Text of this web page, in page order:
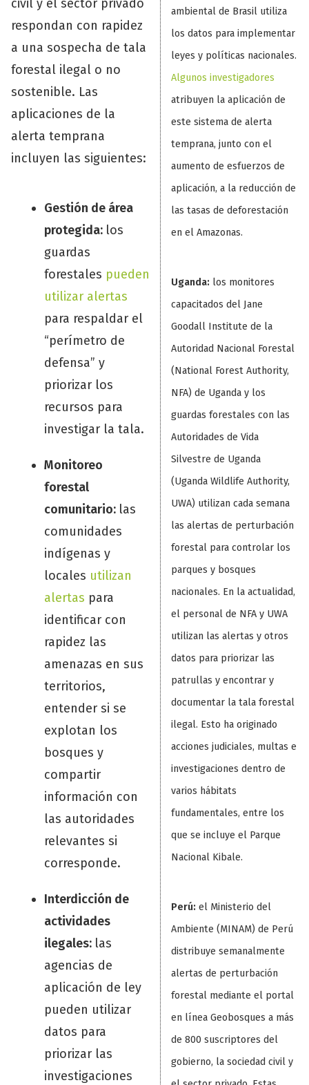
ambiental de Brasil utiliza
los datos para implementar
leyes y políticas nacionales.
Algunos investigadores
atribuyen la aplicación de
este sistema de alerta
temprana, junto con el
aumento de esfuerzos de
aplicación, a la reducción de
las tasas de deforestación
en el Amazonas.
Uganda: los monitores
capacitados del Jane
Goodall Institute de la
Autoridad Nacional Forestal
(National Forest Authority,
NFA) de Uganda y los
guardas forestales con las
Autoridades de Vida
Silvestre de Uganda
(Uganda Wildlife Authority,
UWA) utilizan cada semana
las alertas de perturbación
forestal para controlar los
parques y bosques
nacionales. En la actualidad,
el personal de NFA y UWA
utilizan las alertas y otros
datos para priorizar las
patrullas y encontrar y
documentar la tala forestal
ilegal. Esto ha originado
acciones judiciales, multas e
investigaciones dentro de
varios hábitats
fundamentales, entre los
que se incluye el Parque
Nacional Kibale.
Perú: el Ministerio del
Ambiente (MINAM) de Perú
distribuye semanalmente
alertas de perturbación
forestal mediante el portal
en línea Geobosques a más
de 800 suscriptores del
gobierno, la sociedad civil y
civil y el sector privado
respondan con rapidez
a una sospecha de tala
forestal ilegal o no
sostenible. Las
aplicaciones de la
alerta temprana
incluyen las siguientes:
Gestión de área
protegida: los
guardas
forestales pueden
utilizar alertas
para respaldar el
“perímetro de
defensa” y
priorizar los
recursos para
investigar la tala.
Monitoreo
forestal
comunitario: las
comunidades
indígenas y
locales utilizan
alertas para
identificar con
rapidez las
amenazas en sus
territorios,
entender si se
explotan los
bosques y
compartir
información con
las autoridades
relevantes si
corresponde.
Interdicción de
actividades
ilegales: las
agencias de
aplicación de ley
pueden utilizar
datos para
priorizar las
investigaciones